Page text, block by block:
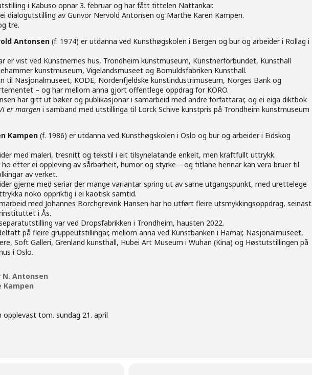
i Kabuso opnar 3. februar og har fått tittelen Nattankar.
dialogutstilling av Gunvor Nervold Antonsen og Marthe Karen Kampen.
tre.
Antonsen (f. 1974) er utdanna ved Kunsthøgskolen i Bergen og bur og arbeider i Rollag i
er vist ved Kunstnernes hus, Trondheim kunstmuseum, Kunstnerforbundet, Kunsthall
kunstmuseum, Vigelandsmuseet og Bomuldsfabriken Kunsthall.
til Nasjonalmuseet, KODE, Nordenfjeldske kunstindustrimuseum, Norges Bank og
– og har mellom anna gjort offentlege oppdrag for KORO.
har gitt ut bøker og publikasjonar i samarbeid med andre forfattarar, og ei eiga diktbok
er margen i samband med utstillinga til Lorck Schive kunstpris på Trondheim kunstmuseum
Kampen (f. 1986) er utdanna ved Kunsthøgskolen i Oslo og bur og arbeider i Eidskog
med maleri, tresnitt og tekstil i eit tilsynelatande enkelt, men kraftfullt uttrykk.
etter ei oppleving av sårbarheit, humor og styrke – og titlane hennar kan vera bruer til
av verket.
gjerne med seriar der mange variantar spring ut av same utgangspunkt, med urettelege
noko oppriktig i ei kaotisk samtid.
med Johannes Borchgrevink Hansen har ho utført fleire utsmykkingsoppdrag, seinast
i Ås.
var ved Dropsfabrikken i Trondheim, hausten 2022.
på fleire gruppeutstillingar, mellom anna ved Kunstbanken i Hamar, Nasjonalmuseet,
Soft Galleri, Grenland kunsthall, Hubei Art Museum i Wuhan (Kina) og Høstutstillingen på
i Oslo.
N. Antonsen
Kampen
opplevast tom. sundag 21. april